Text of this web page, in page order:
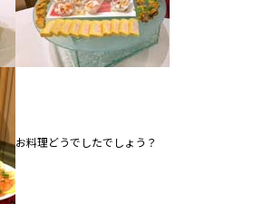
お料理どうでしたでしょう？